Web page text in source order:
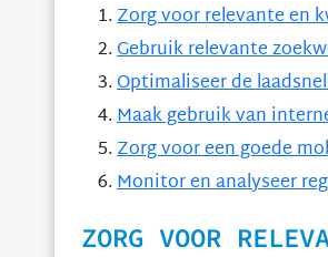
Zorg voor relevante en
Gebruik relevante
Optimaliseer de
Maak gebruik van
Zorg voor een goede
Monitor en analyseer
ZORG VOOR